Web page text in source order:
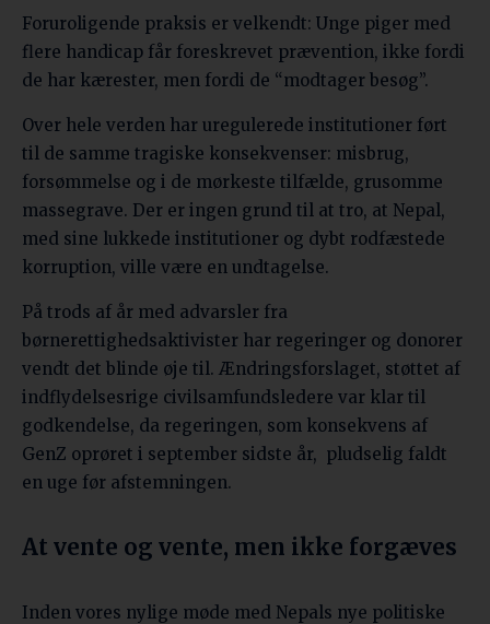
Foruroligende praksis er velkendt: Unge piger med
flere handicap får foreskrevet prævention, ikke fordi
de har kærester, men fordi de “modtager besøg”.
Over hele verden har uregulerede institutioner ført
til de samme tragiske konsekvenser: misbrug,
forsømmelse og i de mørkeste tilfælde, grusomme
massegrave. Der er ingen grund til at tro, at Nepal,
med sine lukkede institutioner og dybt rodfæstede
korruption, ville være en undtagelse.
På trods af år med advarsler fra
børnerettighedsaktivister har regeringer og donorer
vendt det blinde øje til. Ændringsforslaget, støttet af
indflydelsesrige civilsamfundsledere var klar til
godkendelse, da regeringen, som konsekvens af
GenZ oprøret i september sidste år, pludselig faldt
en uge før afstemningen.
At vente og vente, men ikke forgæves
Inden vores nylige møde med Nepals nye politiske